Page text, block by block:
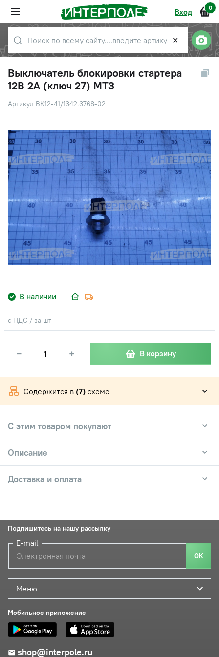
Вход 0
✕
Выключатель блокировки стартера
12В 2А (ключ 27) МТЗ
Артикул ВК12-41/1342.3768-02
В наличии
с НДС / за шт
− + В корзину
Содержится в (7) схеме
С этим товаром покупают
Описание
Доставка и оплата
Меню
Мобильное приложение
shop@interpole.ru
Подпишитесь на нашу рассылку
E-mail
ОК